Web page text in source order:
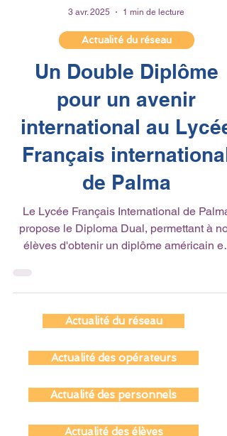
3 avr. 2025 1 min de lecture
Actualité du réseau
Un Double Diplôme
pour un avenir
international au Lycée
Français international
de Palma
Le Lycée Français International de Palma
parallèle...
Actualité du réseau
Actualité des opérateurs
Actualité des personnels